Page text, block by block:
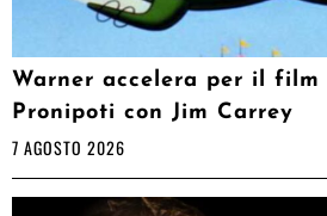
Warner accelera per il film
Pronipoti con Jim Carrey
7 AGOSTO 2026